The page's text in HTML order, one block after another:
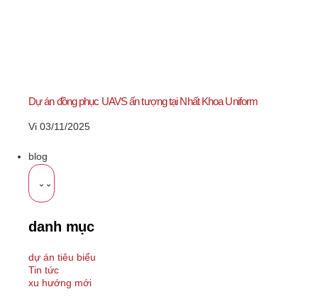
Dự án đồng phục UAVS ấn tượng tại Nhất Khoa Uniform
Vi 03/11/2025
blog
danh mục
dự án tiêu biểu
Tin tức
xu hướng mới